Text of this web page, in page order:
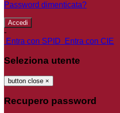
Password dimenticata?
-
Entra con SPID
Entra con CIE
Seleziona utente
button close ×
Recupero password